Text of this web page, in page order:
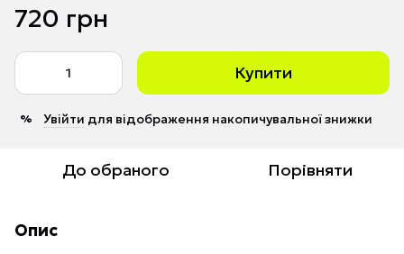
720 грн
Купити
% Увійти для відображення накопичувальної знижки
До обраного Порівняти
Опис